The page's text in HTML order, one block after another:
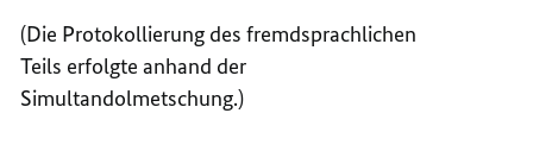
(Die Protokollierung des fremdsprachlichen
Teils erfolgte anhand der
Simultandolmetschung.)